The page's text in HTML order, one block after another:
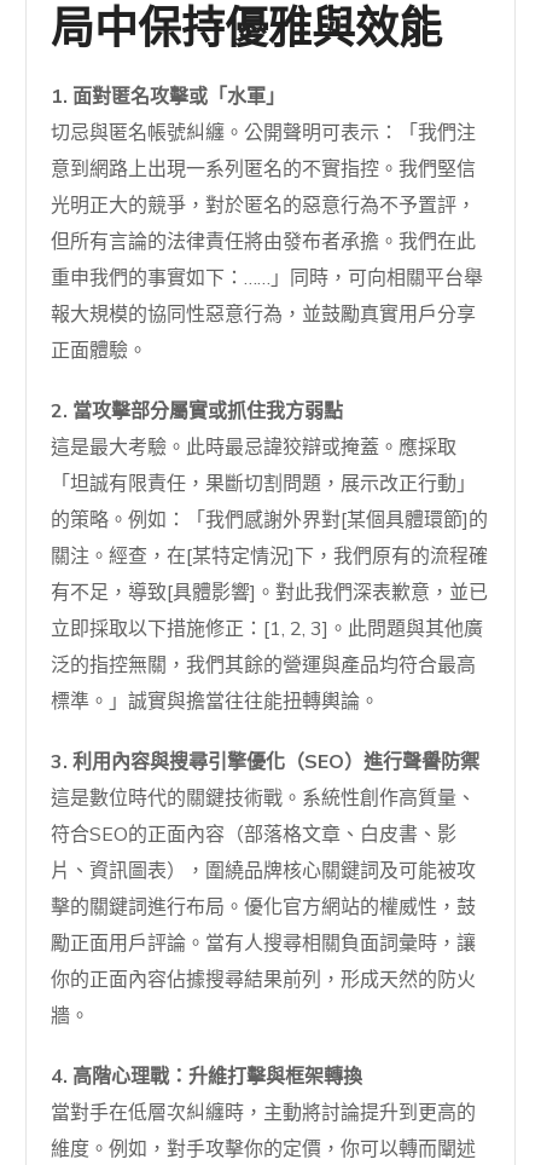
局中保持優雅與效能
1. 面對匿名攻擊或「水軍」
切忌與匿名帳號糾纏。公開聲明可表示：「我們注
意到網路上出現一系列匿名的不實指控。我們堅信
光明正大的競爭，對於匿名的惡意行為不予置評，
但所有言論的法律責任將由發布者承擔。我們在此
重申我們的事實如下：……」同時，可向相關平台舉
報大規模的協同性惡意行為，並鼓勵真實用戶分享
正面體驗。
2. 當攻擊部分屬實或抓住我方弱點
這是最大考驗。此時最忌諱狡辯或掩蓋。應採取
「坦誠有限責任，果斷切割問題，展示改正行動」
的策略。例如：「我們感謝外界對[某個具體環節]的
關注。經查，在[某特定情況]下，我們原有的流程確
有不足，導致[具體影響]。對此我們深表歉意，並已
立即採取以下措施修正：[1, 2, 3]。此問題與其他廣
泛的指控無關，我們其餘的營運與產品均符合最高
標準。」誠實與擔當往往能扭轉輿論。
3. 利用內容與搜尋引擎優化（SEO）進行聲譽防禦
這是數位時代的關鍵技術戰。系統性創作高質量、
符合SEO的正面內容（部落格文章、白皮書、影
片、資訊圖表），圍繞品牌核心關鍵詞及可能被攻
擊的關鍵詞進行布局。優化官方網站的權威性，鼓
勵正面用戶評論。當有人搜尋相關負面詞彙時，讓
你的正面內容佔據搜尋結果前列，形成天然的防火
牆。
4. 高階心理戰：升維打擊與框架轉換
當對手在低層次糾纏時，主動將討論提升到更高的
維度。例如，對手攻擊你的定價，你可以轉而闡述